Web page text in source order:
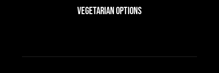
Vegetarian Options